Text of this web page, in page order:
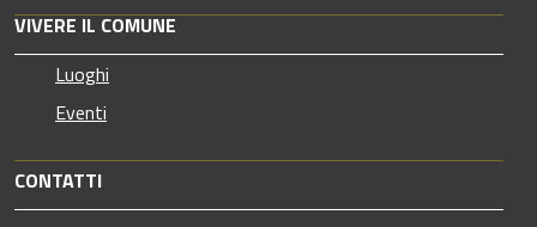
VIVERE IL COMUNE
Luoghi
Eventi
CONTATTI